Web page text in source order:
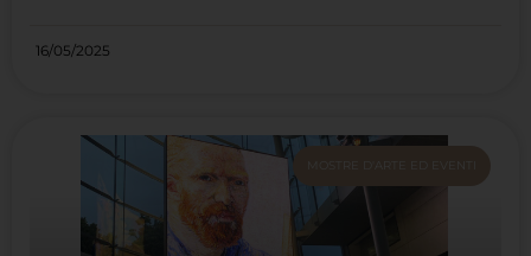
16/05/2025
MOSTRE D'ARTE ED EVENTI